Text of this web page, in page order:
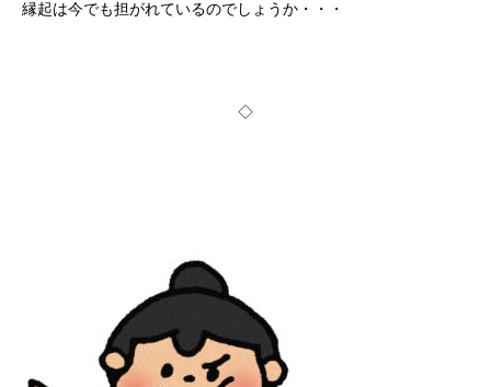
縁起は今でも担がれているのでしょうか・・・
◇